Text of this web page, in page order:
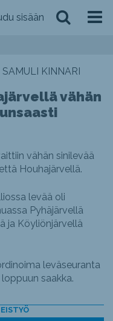
sisään
SAMULI KINNARI
vähän
vähän sinilevää
Houhajärvellä.
levää oli
Pyhäjärvellä
ja Köyliönjärvellä
leväseuranta
saakka.